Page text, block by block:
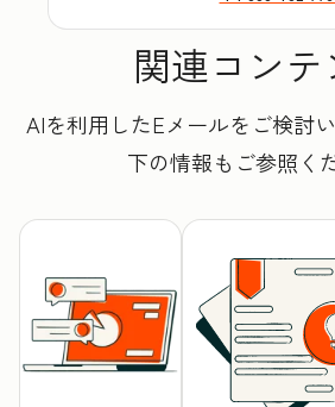
関連コンテ
AIを利用したEメールをご検討
下の情報もご参照く